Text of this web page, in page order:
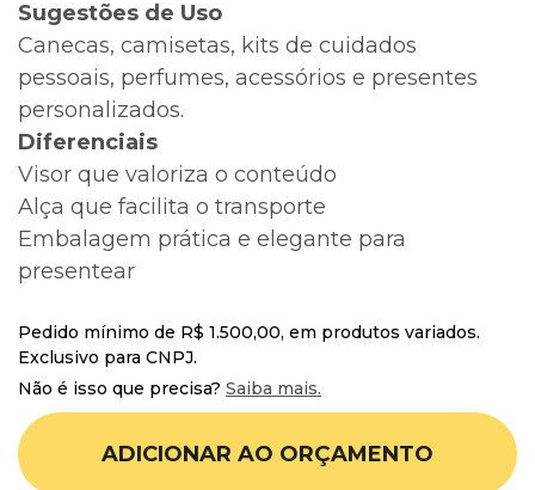
Sugestões de Uso
Canecas, camisetas, kits de cuidados
pessoais, perfumes, acessórios e presentes
personalizados.
Diferenciais
Visor que valoriza o conteúdo
Alça que facilita o transporte
Embalagem prática e elegante para
presentear
Pedido mínimo de R$ 1.500,00, em produtos variados.
Exclusivo para CNPJ.
Não é isso que precisa? Saiba mais.
ADICIONAR AO ORÇAMENTO